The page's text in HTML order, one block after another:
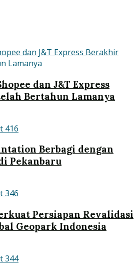
dan J&T Express
Bertahun Lamanya
416
Berbagi dengan
Pekanbaru
346
Persiapan Revalidasi
Geopark Indonesia
344